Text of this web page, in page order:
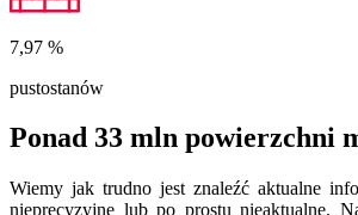
7,97 %
pustostanów
Ponad 33 mln powierzchni
Wiemy jak trudno jest znaleźć aktualne
nieprecyzyjne lub po prostu nieaktualne.